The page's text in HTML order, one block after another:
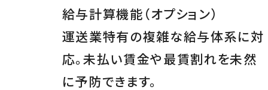
給与計算機能 （オプション）
運送業特有の複雑な給与体系に対
応。未払い賃金や最賃割れを未然
に予防できます。